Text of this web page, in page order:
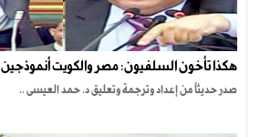
هكذا تأخون السلفيون: مصر والكويت أنموذجين 1-
صدر حديثاً من إعداد وترجمة وتعليق د. حمد العيسى ..